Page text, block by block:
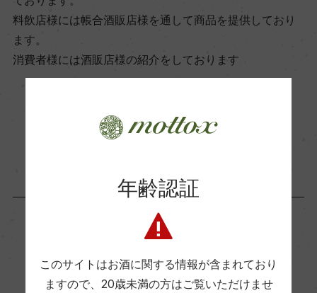
18℃
ビオ情報・認証機関
海外ワイン専門誌評価歴
料飲店様には帳合酒販店様を通して商品を提供しており
ます。
消費者様には酒販店様の紹介をしております
お取り寄せ可能店一覧はこちら
年齢認証
このサイトはお酒に関する情報が含まれており
ますので、 20歳未満の方はご覧いただけませ